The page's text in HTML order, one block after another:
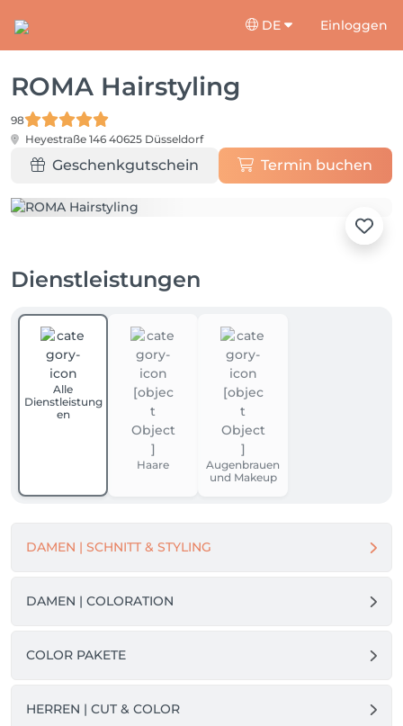
DE Einloggen
ROMA Hairstyling
98
Heyestraße 146 40625 Düsseldorf
Geschenkgutschein Termin buchen
Dienstleistungen
Alle
Dienstleistung
en
Haare
Augenbrauen
und Makeup
DAMEN | SCHNITT & STYLING
DAMEN | COLORATION
COLOR PAKETE
HERREN | CUT & COLOR